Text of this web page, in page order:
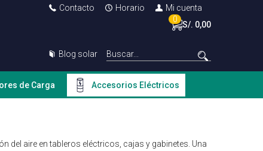
Contacto Horario
Mi cuenta
0
S/. 0,00
Blog solar
de Carga Accesorios Eléctricos
aire en tableros eléctricos, cajas y gabinetes. Una